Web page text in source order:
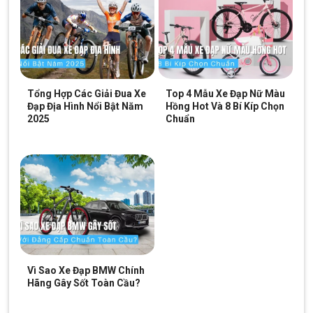
SKU:chuongmini
Tổng Hợp Các Giải Đua Xe
Đạp Địa Hình Nổi Bật Năm
2025
Top 4 Mẫu Xe Đạp Nữ Màu
Hồng Hot Và 8 Bí Kíp Chọn
Chuẩn
Vì Sao Xe Đạp BMW Chính
Hãng Gây Sốt Toàn Cầu?